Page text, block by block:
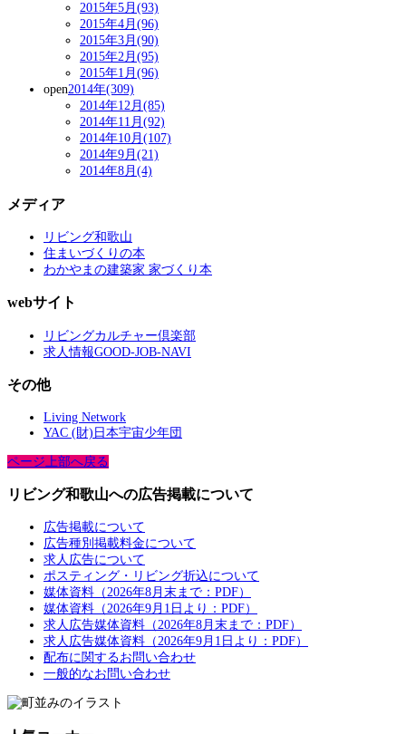
2015年5月(93)
2015年4月(96)
2015年3月(90)
2015年2月(95)
2015年1月(96)
open2014年(309)
2014年12月(85)
2014年11月(92)
2014年10月(107)
2014年9月(21)
2014年8月(4)
メディア
リビング和歌山
住まいづくりの本
わかやまの建築家 家づくり本
webサイト
リビングカルチャー倶楽部
求人情報GOOD-JOB-NAVI
その他
Living Network
YAC (財)日本宇宙少年団
ページ上部へ戻る
リビング和歌山への広告掲載について
広告掲載について
広告種別掲載料金について
求人広告について
ポスティング・リビング折込について
媒体資料（2026年8月末まで：PDF）
媒体資料（2026年9月1日より：PDF）
求人広告媒体資料（2026年8月末まで：PDF）
求人広告媒体資料（2026年9月1日より：PDF）
配布に関するお問い合わせ
一般的なお問い合わせ